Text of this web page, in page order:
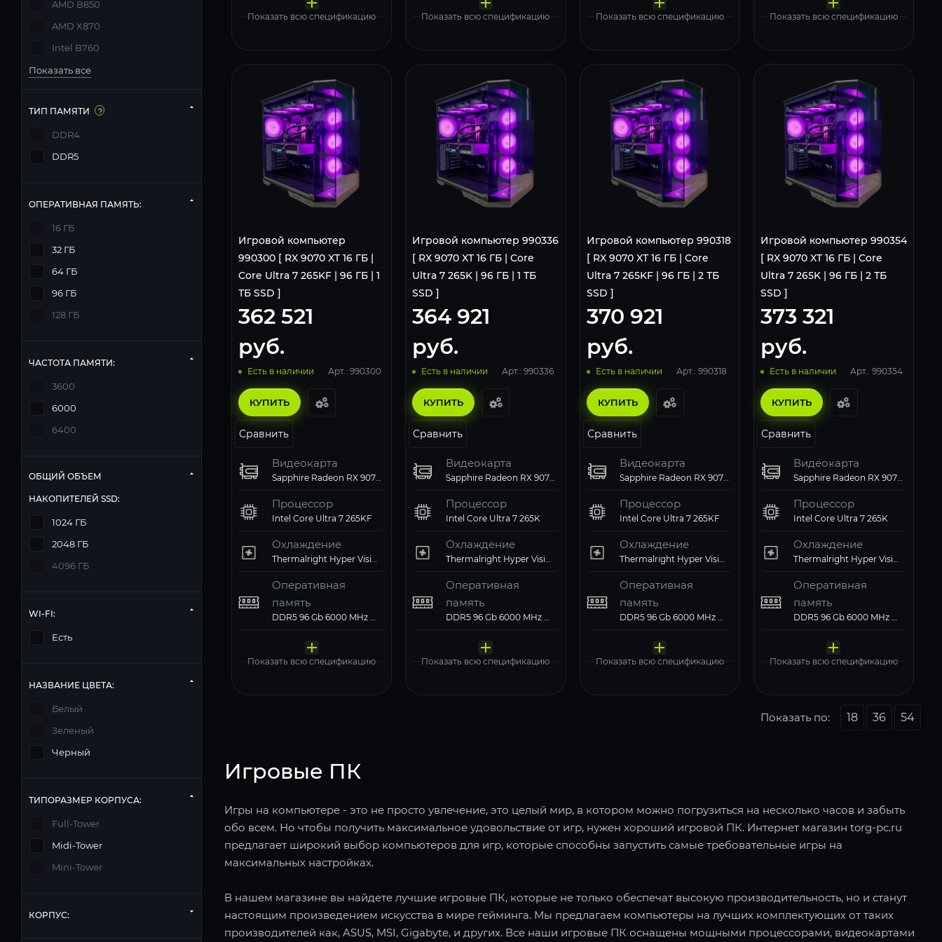
Windows 11 Pro, Free Trial
Показать всю спецификацию
Windows 11 Pro, Free Trial
Показать всю спецификацию
Windows 11 Pro, Free Trial
Показать всю спецификацию
Windows 11 Pro, Free Trial
Показать всю спецификацию
Игровой компьютер
990300 [ RX 9070 XT 16 ГБ |
Core Ultra 7 265KF | 96 ГБ | 1
ТБ SSD ]
362 521
руб.
Есть в наличии Арт.: 990300
КУПИТЬ
Сравнить
Видеокарта
Sapphire Radeon RX 9070 XT PULSE GAMING (11348-03-20G)
Процессор
Intel Core Ultra 7 265KF
Охлаждение
Оперативная
память
Материнская плата
Твердотельный
Компьютерный
Операционная
Windows 11 Pro, Free Trial
Показать всю спецификацию
Игровой компьютер 990336
[ RX 9070 XT 16 ГБ | Core
Ultra 7 265K | 96 ГБ | 1 ТБ
SSD ]
364 921
руб.
Есть в наличии Арт.: 990336
КУПИТЬ
Сравнить
Видеокарта
Sapphire Radeon RX 9070 XT PULSE GAMING (11348-03-20G)
Процессор
Intel Core Ultra 7 265K
Охлаждение
Оперативная
память
Материнская плата
Твердотельный
Компьютерный
Операционная
Windows 11 Pro, Free Trial
Показать всю спецификацию
Игровой компьютер 990318
[ RX 9070 XT 16 ГБ | Core
Ultra 7 265KF | 96 ГБ | 2 ТБ
SSD ]
370 921
руб.
Есть в наличии Арт.: 990318
КУПИТЬ
Сравнить
Видеокарта
Процессор
Intel Core Ultra 7 265KF
Охлаждение
Оперативная
память
Материнская плата
Твердотельный
Компьютерный
Операционная
Windows 11 Pro, Free Trial
Показать всю спецификацию
Игровой компьютер 990354
[ RX 9070 XT 16 ГБ | Core
Ultra 7 265K | 96 ГБ | 2 ТБ
SSD ]
373 321
руб.
Есть в наличии Арт.: 990354
КУПИТЬ
Сравнить
Видеокарта
Процессор
Intel Core Ultra 7 265K
Охлаждение
Оперативная
память
Материнская плата
Твердотельный
Компьютерный
Операционная
Windows 11 Pro, Free Trial
Показать всю спецификацию
Показать по: 18 36 54
Игровые ПК
Игры на компьютере - это не просто увлечение, это целый мир, в котором можно погрузиться на несколько часов и забыть
обо всем. Но чтобы получить максимальное удовольствие от игр, нужен хороший игровой ПК. Интернет магазин torg-pc.ru
предлагает широкий выбор компьютеров для игр, которые способны запустить самые требовательные игры на
максимальных настройках.
В нашем магазине вы найдете лучшие игровые ПК, которые не только обеспечат высокую производительность, но и станут
настоящим произведением искусства в мире гейминга. Мы предлагаем компьютеры на лучших комплектующих от таких
производителей как, ASUS, MSI, Gigabyte, и других. Все наши игровые ПК оснащены мощными процессорами, видеокартами
AMD B850
AMD X870
Intel B760
Показать все
ТИП ПАМЯТИ ?
DDR4
DDR5
ОПЕРАТИВНАЯ ПАМЯТЬ:
16 ГБ
32 ГБ
64 ГБ
96 ГБ
128 ГБ
ЧАСТОТА ПАМЯТИ:
3600
6000
6400
ОБЩИЙ ОБЪЕМ
НАКОПИТЕЛЕЙ SSD:
1024 ГБ
2048 ГБ
4096 ГБ
WI-FI:
Есть
НАЗВАНИЕ ЦВЕТА:
Белый
Зеленый
Черный
ТИПОРАЗМЕР КОРПУСА:
Full-Tower
Midi-Tower
Mini-Tower
КОРПУС: